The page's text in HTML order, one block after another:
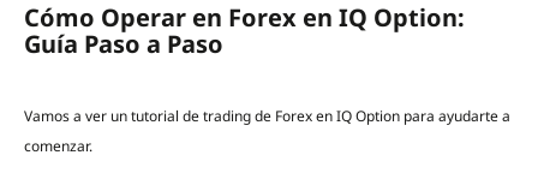
Cómo Operar en Forex en IQ Option:
Guía Paso a Paso
Vamos a ver un tutorial de trading de Forex en IQ Option para ayudarte a
comenzar.